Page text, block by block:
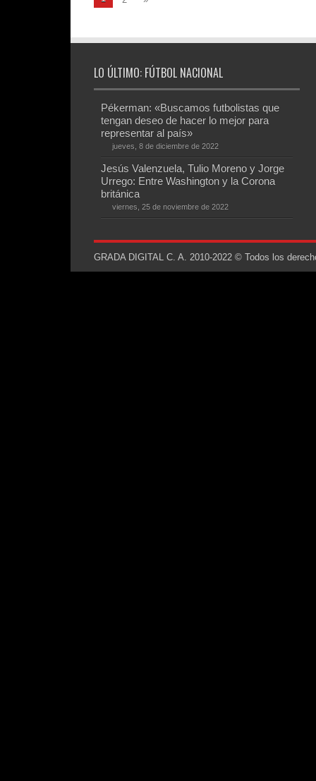
LO ÚLTIMO: FÚTBOL NACIONAL
Pékerman: «Buscamos futbolistas que
tengan deseo de hacer lo mejor para
representar al país»
jueves, 8 de diciembre de 2022
Jesús Valenzuela, Tulio Moreno y Jorge
Urrego: Entre Washington y la Corona
británica
viernes, 25 de noviembre de 2022
GRADA DIGITAL C. A. 2010-2022 © Todos los